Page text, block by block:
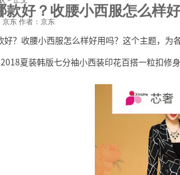
款好？收腰小西服怎么样
京东 作者：京东
好？收腰小西服怎么样好用吗？这个主题，
夏装韩版七分袖小西装印花百搭一粒扣修